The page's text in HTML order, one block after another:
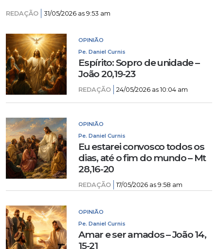
REDAÇÃO 31/05/2026 as 9:53 am
OPINIÃO
Pe. Daniel Curnis
Espírito: Sopro de unidade –
João 20,19-23
REDAÇÃO 24/05/2026 as 10:04 am
OPINIÃO
Pe. Daniel Curnis
Eu estarei convosco todos os
dias, até o fim do mundo – Mt
28,16-20
REDAÇÃO 17/05/2026 as 9:58 am
OPINIÃO
Pe. Daniel Curnis
Amar e ser amados – João 14,
15-21